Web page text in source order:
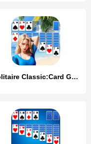
Solitaire Classic:Card Game